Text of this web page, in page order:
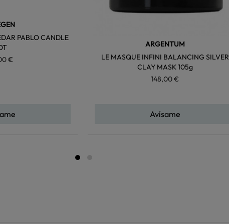
PABLO CANDLE
€
ARGENTUM
LE MASQUE INFINI BALANCING SILVER
CLAY MASK 105g
148,00 €
Avísame